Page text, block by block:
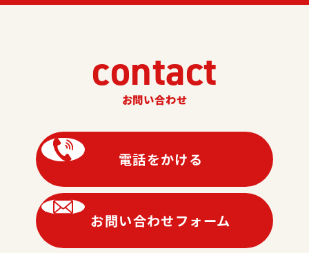
contact
お問い合わせ
電話をかける
お問い合わせフォーム